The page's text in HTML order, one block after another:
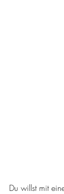
Du willst mit